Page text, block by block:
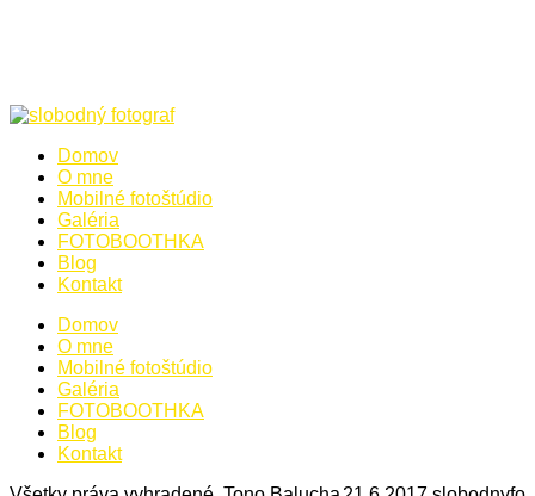
Domov
O mne
Mobilné fotoštúdio
Galéria
FOTOBOOTHKA
Blog
Kontakt
Domov
O mne
Mobilné fotoštúdio
Galéria
FOTOBOOTHKA
Blog
Kontakt